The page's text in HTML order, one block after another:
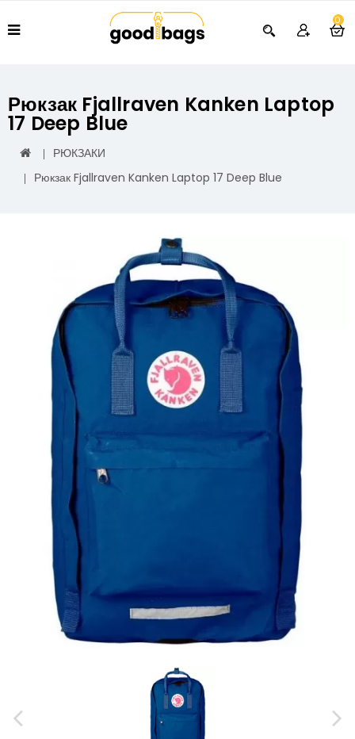
0
Рюкзак Fjallraven Kanken Laptop
17 Deep Blue
РЮКЗАКИ
Рюкзак Fjallraven Kanken Laptop 17 Deep Blue